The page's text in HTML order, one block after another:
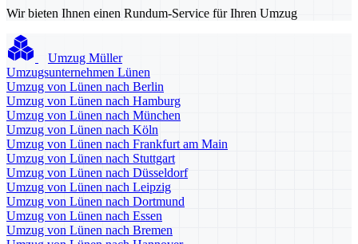
Wir bieten Ihnen einen Rundum-Service für Ihren Umzug
Umzug Müller
Umzugsunternehmen Lünen
Umzug von Lünen nach Berlin
Umzug von Lünen nach Hamburg
Umzug von Lünen nach München
Umzug von Lünen nach Köln
Umzug von Lünen nach Frankfurt am Main
Umzug von Lünen nach Stuttgart
Umzug von Lünen nach Düsseldorf
Umzug von Lünen nach Leipzig
Umzug von Lünen nach Dortmund
Umzug von Lünen nach Essen
Umzug von Lünen nach Bremen